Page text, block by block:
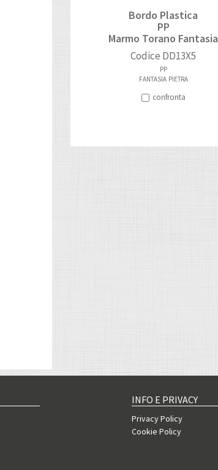
Bordo Plastica
PP
Marmo Torano Fantasia
Codice DD13X5
PP
FANTASIA PIETRA
confronta
INFO E PRIVACY
Privacy Policy
Cookie Policy